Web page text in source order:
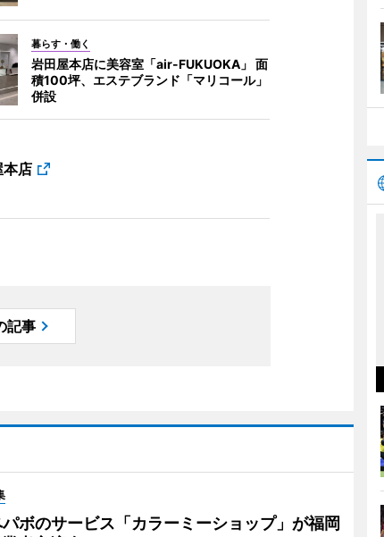
暮らす・働く
岩田屋本店に美容室「air-FUKUOKA」 面
積100坪、エステブランド「マリコール」
併設
本店
記事
ボのサービス「カラーミーショップ」が福岡